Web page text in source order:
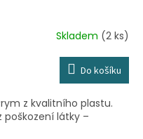
Skladem (2 ks)
Do košíku
z kvalitního plastu.
poškození látky –